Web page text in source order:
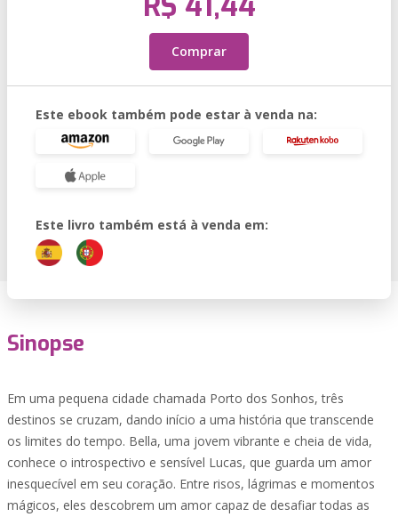
Comprar
Este ebook também pode estar à venda na:
Este livro também está à venda em:
Sinopse
Em uma pequena cidade chamada Porto dos Sonhos, três
destinos se cruzam, dando início a uma história que transcende
os limites do tempo. Bella, uma jovem vibrante e cheia de vida,
conhece o introspectivo e sensível Lucas, que guarda um amor
inesquecível em seu coração. Entre risos, lágrimas e momentos
mágicos, eles descobrem um amor capaz de desafiar todas as